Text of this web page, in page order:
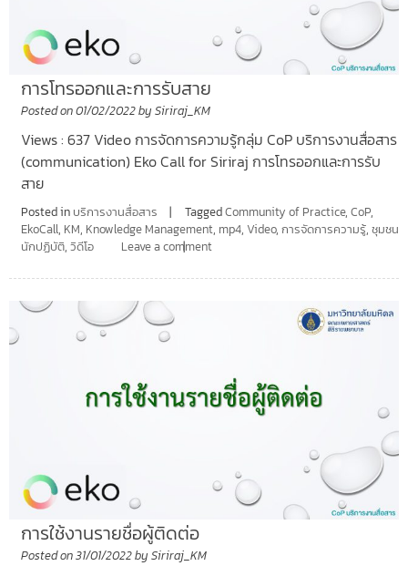
การโทรออกและการรับสาย
Posted on01/02/2022by Siriraj_KM
Views : 637 Video การจัดการความรู้กลุ่ม CoP บริการงานสื่อสาร
(communication) Eko Call for Siriraj การโทรออกและการรับ
สาย
Posted in บริการงานสื่อสาร TaggedCommunity of Practice, CoP,
EkoCall, KM, Knowledge Management, mp4, Video, การจัดการความรู้, ชุมชน
นักปฏิบัติ, วิดีโอ Leave a comment
การใช้งานรายชื่อผู้ติดต่อ
Posted on31/01/2022by Siriraj_KM